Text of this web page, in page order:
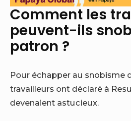
Comment les
peuvent-ils
patron ?
Pour échapper au snobisme
travailleurs ont déclaré à
devenaient astucieux.